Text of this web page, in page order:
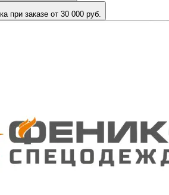
при заказе от 30 000 руб.